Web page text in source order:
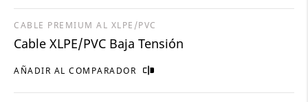
AÑADIR AL COMPARADOR
CABLE PREMIUM AL XLPE/PVC
Cable XLPE/PVC Baja Tensión